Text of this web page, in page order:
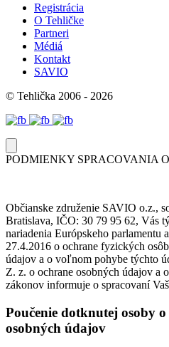
Registrácia
O Tehličke
Partneri
Médiá
Kontakt
SAVIO
© Tehlička 2006 - 2026
PODMIENKY SPRACOVANIA
Občianske združenie SAVIO o.z.,
Bratislava, IČO: 30 79 95 62, Vás
nariadenia Európskeho parlamentu
27.4.2016 o ochrane fyzických
údajov a o voľnom pohybe týchto
Z. z. o ochrane osobných údajov a
zákonov informuje o spracovaní
Poučenie dotknutej osoby
osobných údajov